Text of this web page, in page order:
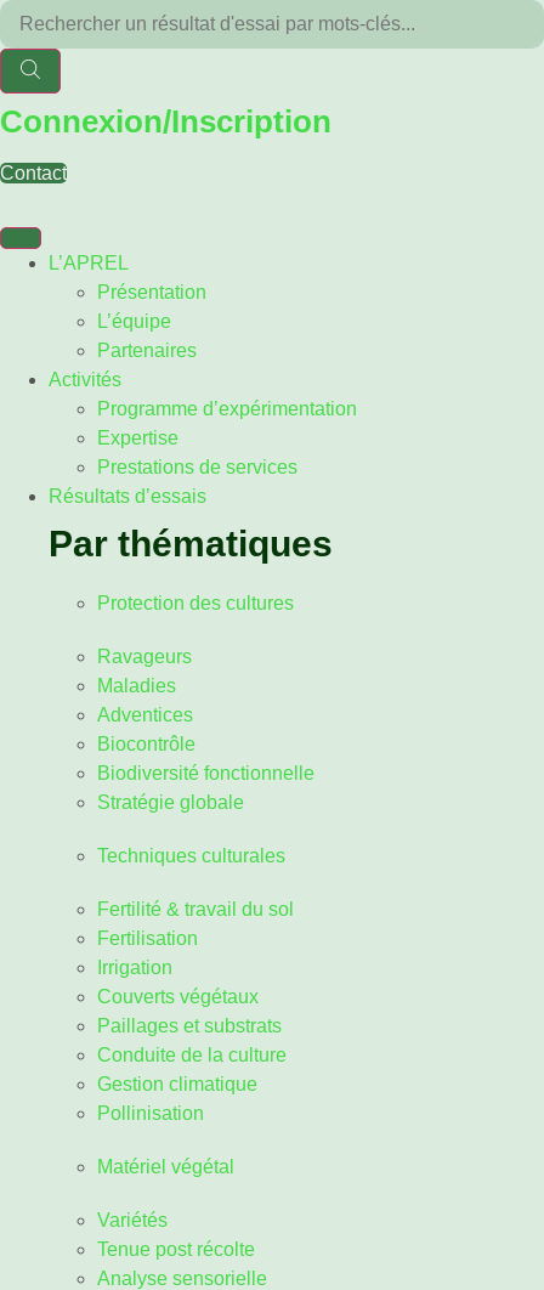
Aller
au
contenu
Recherche
de
produits
Connexion/Inscription
Contact
L’APREL
Présentation
L’équipe
Partenaires
Activités
Programme d’expérimentation
Expertise
Prestations de services
Résultats d’essais
Par thématiques
Protection des cultures
Ravageurs
Maladies
Adventices
Biocontrôle
Biodiversité fonctionnelle
Stratégie globale
Techniques culturales
Fertilité & travail du sol
Fertilisation
Irrigation
Couverts végétaux
Paillages et substrats
Conduite de la culture
Gestion climatique
Pollinisation
Matériel végétal
Variétés
Tenue post récolte
Analyse sensorielle